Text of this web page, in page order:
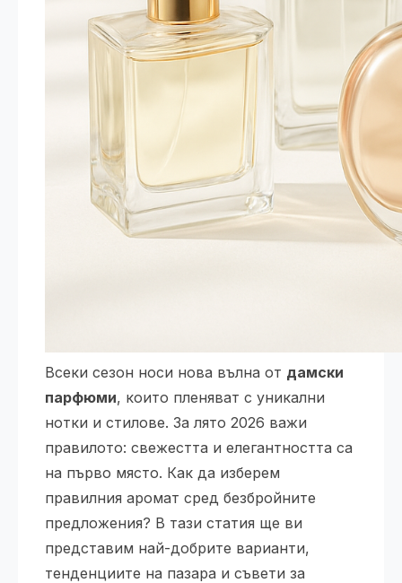
Всеки сезон носи нова вълна от дамски
парфюми, които пленяват с уникални
нотки и стилове. За лято 2026 важи
правилото: свежестта и елегантността са
на първо място. Как да изберем
правилния аромат сред безбройните
предложения? В тази статия ще ви
представим най-добрите варианти,
тенденциите на пазара и съвети за